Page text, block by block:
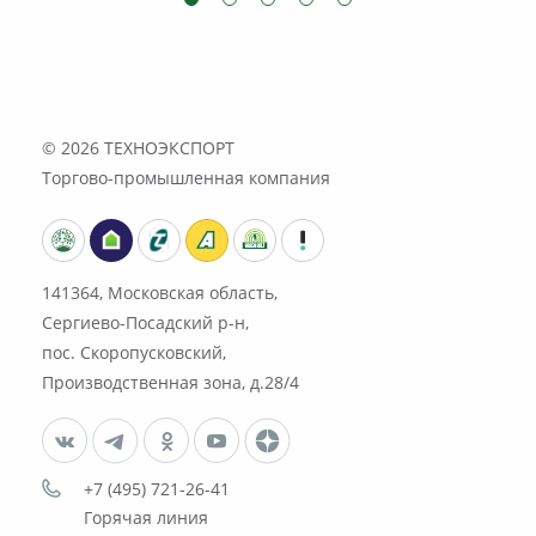
© 2026
ТЕХНОЭКСПОРТ
Торгово-промышленная компания
141364, Московская область,
Сергиево-Посадский р-н,
пос. Скоропусковский,
Производственная зона, д.28/4
+7 (495) 721-26-41
Горячая линия